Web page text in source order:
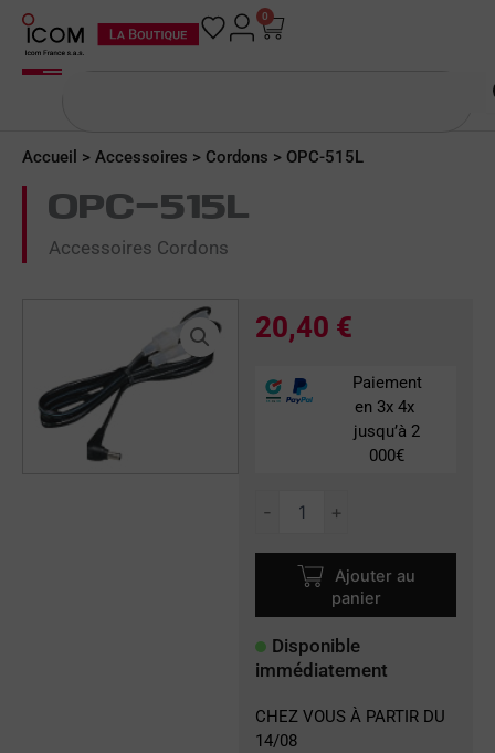
Aller
contenu
0
Panier
Accueil > Accessoires > Cordons > OPC-515L
OPC-515L
Accessoires Cordons
20,40 €
Paiement
en 3x 4x
jusqu’à 2
000€
- +
Ajouter au
panier
Disponible
immédiatement
CHEZ VOUS À PARTIR DU
14/08